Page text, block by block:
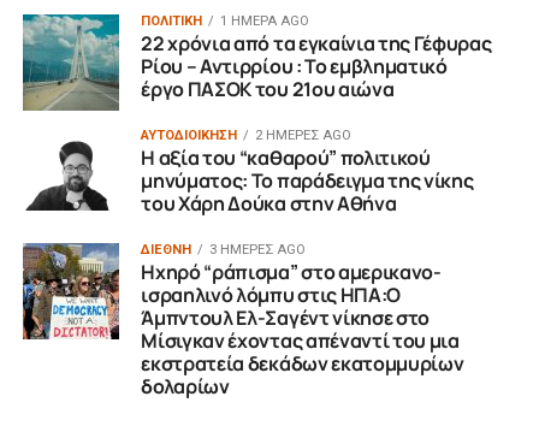
ΠΟΛΙΤΙΚΗ 1 ΗΜΈΡΑ AGO
22 χρόνια από τα εγκαίνια της Γέφυρας
Ρίου – Αντιρρίου : Το εμβληματικό
έργο ΠΑΣΟΚ του 21ου αιώνα
ΑΥΤΟΔΙΟΙΚΗΣΗ 2 ΗΜΈΡΕΣ AGO
Η αξία του “καθαρού” πολιτικού
μηνύματος: Το παράδειγμα της νίκης
του Χάρη Δούκα στην Αθήνα
ΔΙΕΘΝΗ 3 ΗΜΈΡΕΣ AGO
Ηχηρό “ράπισμα” στο αμερικανο-
ισραηλινό λόμπυ στις ΗΠΑ:Ο
Άμπντουλ Ελ-Σαγέντ νίκησε στο
Μίσιγκαν έχοντας απέναντί του μια
εκστρατεία δεκάδων εκατομμυρίων
δολαρίων